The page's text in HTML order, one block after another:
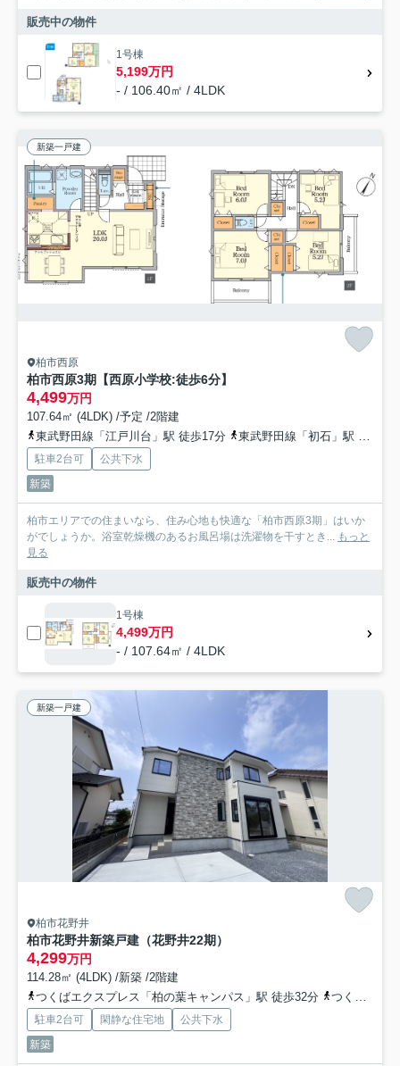
販売中の物件
1号棟
5,199万円
- / 106.40㎡ / 4LDK
新築一戸建
柏市西原
柏市西原3期【西原小学校:徒歩6分】
4,499万円
107.64㎡ (4LDK) /予定 /2階建
東武野田線「江戸川台」駅 徒歩17分
東武野田線「初石」駅 徒歩24分
駐車2台可
公共下水
新築
柏市エリアでの住まいなら、住み心地も快適な「柏市西原3期」はいか
がでしょうか。浴室乾燥機のあるお風呂場は洗濯物を干すとき...
もっと
見る
販売中の物件
1号棟
4,499万円
- / 107.64㎡ / 4LDK
新築一戸建
柏市花野井
柏市花野井新築戸建（花野井22期）
4,299万円
114.28㎡ (4LDK) /新築 /2階建
つくばエクスプレス「柏の葉キャンパス」駅 徒歩32分
つくばエクスプレス「柏たなか」駅 徒歩34分
駐車2台可 閑静な住宅地
公共下水
新築